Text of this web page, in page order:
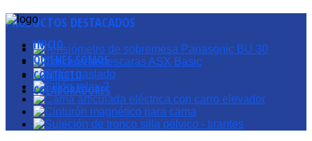
INICIO
QUIENES SOMOS
CONTACTO
COLABORADORES
PRODUCTOS DESTACADOS